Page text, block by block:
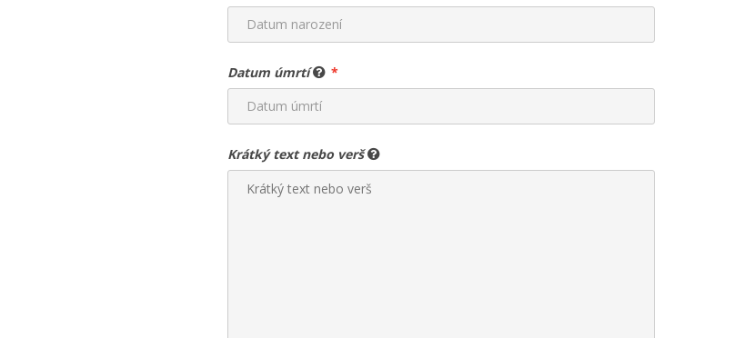
Datum úmrtí
Krátký text nebo verš